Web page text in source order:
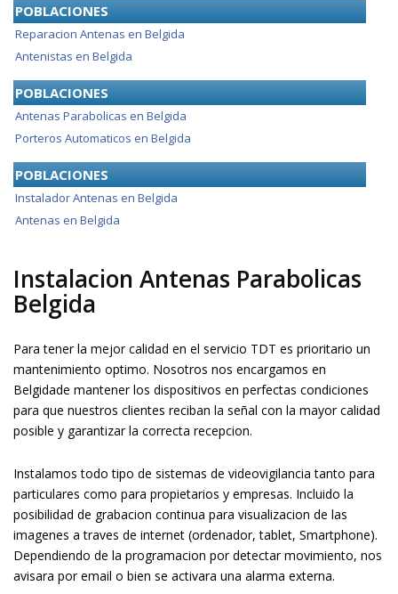
POBLACIONES
Reparacion Antenas en Belgida
Antenistas en Belgida
POBLACIONES
Antenas Parabolicas en Belgida
Porteros Automaticos en Belgida
POBLACIONES
Instalador Antenas en Belgida
Antenas en Belgida
Instalacion Antenas Parabolicas
Belgida
Para tener la mejor calidad en el servicio TDT es prioritario un
mantenimiento optimo. Nosotros nos encargamos en
Belgidade mantener los dispositivos en perfectas condiciones
para que nuestros clientes reciban la señal con la mayor calidad
posible y garantizar la correcta recepcion.
Instalamos todo tipo de sistemas de videovigilancia tanto para
particulares como para propietarios y empresas. Incluido la
posibilidad de grabacion continua para visualizacion de las
imagenes a traves de internet (ordenador, tablet, Smartphone).
Dependiendo de la programacion por detectar movimiento, nos
avisara por email o bien se activara una alarma externa.